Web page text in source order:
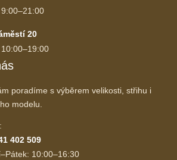
20
poradíme s výběrem velikosti, střihu i
modelu.
402 509
10:00–16:30